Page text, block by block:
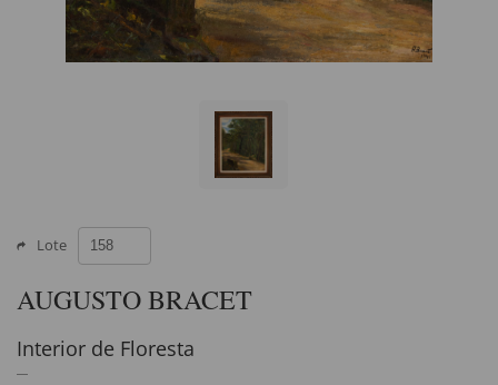
Lote
AUGUSTO BRACET
Interior de Floresta